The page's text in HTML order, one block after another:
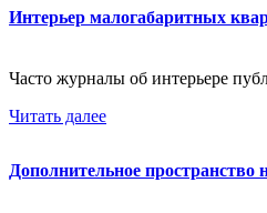
Интерьер малогабаритных
Часто журналы об интерьере
Читать далее
Дополнительное пространство